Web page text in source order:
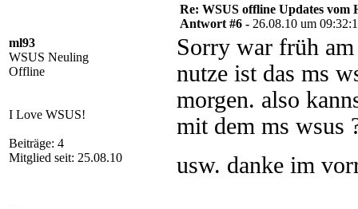
ml93
WSUS Neuling
Offline
I Love WSUS!
Beiträge: 4
Mitglied seit: 25.08.10
Re: WSUS offline Updates vom
Antwort #6 - 26.08.10 um
Sorry war früh
nutze ist das ms
morgen. also
mit dem ms wsus
usw. danke im